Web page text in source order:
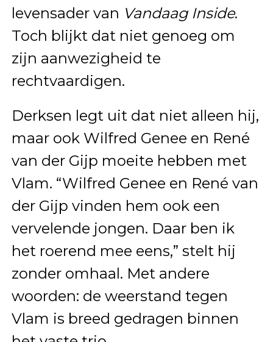
levensader van Vandaag Inside.
Toch blijkt dat niet genoeg om
zijn aanwezigheid te
rechtvaardigen.
Derksen legt uit dat niet alleen hij,
maar ook Wilfred Genee en René
van der Gijp moeite hebben met
Vlam. “Wilfred Genee en René van
der Gijp vinden hem ook een
vervelende jongen. Daar ben ik
het roerend mee eens,” stelt hij
zonder omhaal. Met andere
woorden: de weerstand tegen
Vlam is breed gedragen binnen